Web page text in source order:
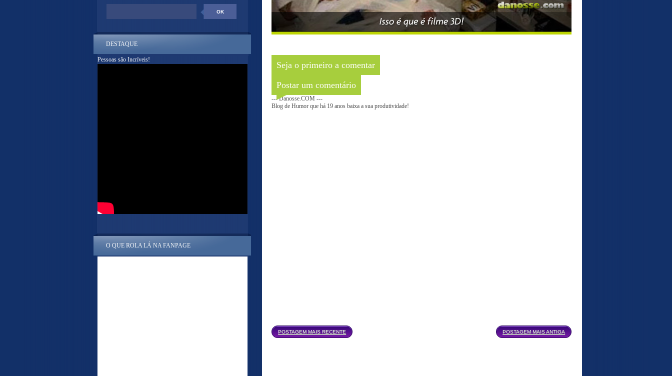
Seja o primeiro a comentar
Postar um comentário
--- Danosse.COM ---
Blog de Humor que há 19 anos baixa a sua produtividade!
POSTAGEM MAIS RECENTE POSTAGEM MAIS ANTIGA
DESTAQUE
Pessoas são Incríveis!
O QUE ROLA LÁ NA FANPAGE